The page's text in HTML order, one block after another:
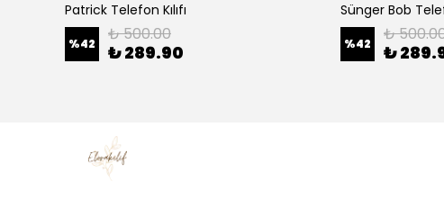
Patrick Telefon Kılıfı
%42 ₺ 500.00
₺ 289.90
Sünger Bob
%42 ₺
₺